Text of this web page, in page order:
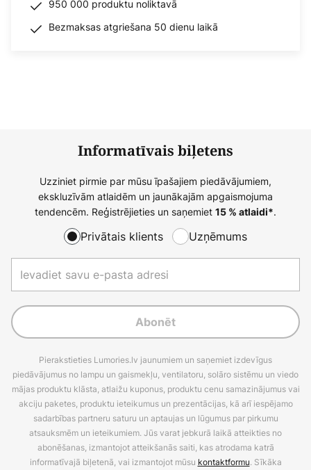
950 000 produktu noliktavā
Bezmaksas atgriešana 50 dienu laikā
Informatīvais biļetens
Uzziniet pirmie par mūsu īpašajiem piedāvājumiem,
ekskluzīvām atlaidēm un jaunākajām apgaismojuma
tendencēm. Reģistrējieties un saņemiet 15 % atlaidi*.
Privātais klients Uzņēmums
Abonēt
Pierakstieties Lumories.lv jaunumiem un saņemiet izdevīgus
piedāvājumus no lampu un gaismekļu, ventilatoru, solāro sistēmu un viedo
mājas produktu klāsta, atlaižu kuponus, produktu cenu samazinājumus vai
akciju paketes, produktu ieteikumus un prezentācijas, kā arī iespējamo
sadarbības partneru saturu un aptaujas un lūgumus par pirkumu
atsauksmēm un ieteikumiem. Jūs varat jebkurā laikā atteikties no
abonēšanas, izmantojot atteikšanās saiti, kas atrodama katrā
informatīvajā biļetenā, vai izmantojot mūsu kontaktformu. Sīkāka